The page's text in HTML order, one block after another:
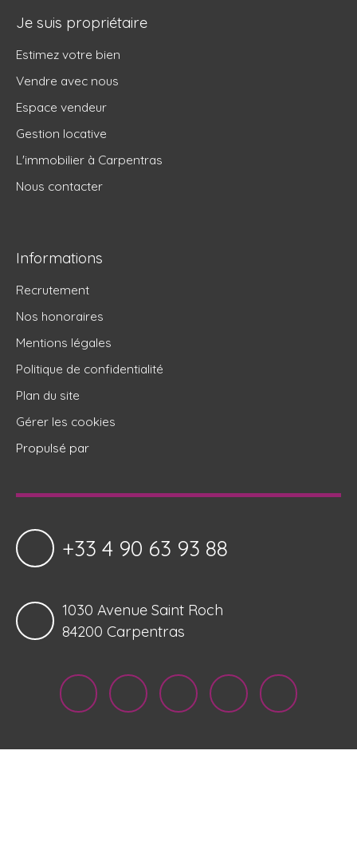
Je suis propriétaire
Estimez votre bien
Vendre avec nous
Espace vendeur
Gestion locative
L'immobilier à Carpentras
Nous contacter
Informations
Recrutement
Nos honoraires
Mentions légales
Politique de confidentialité
Plan du site
Gérer les cookies
Propulsé par
+33 4 90 63 93 88
1030 Avenue Saint Roch
84200 Carpentras